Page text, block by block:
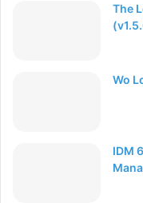
The
Wo
IDM